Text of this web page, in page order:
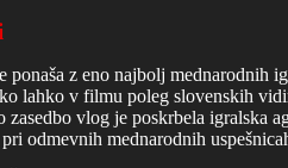
ponaša z eno najbolj mednarodnih
lahko v filmu poleg slovenskih
zasedbo vlog je poskrbela igralska
odmevnih mednarodnih